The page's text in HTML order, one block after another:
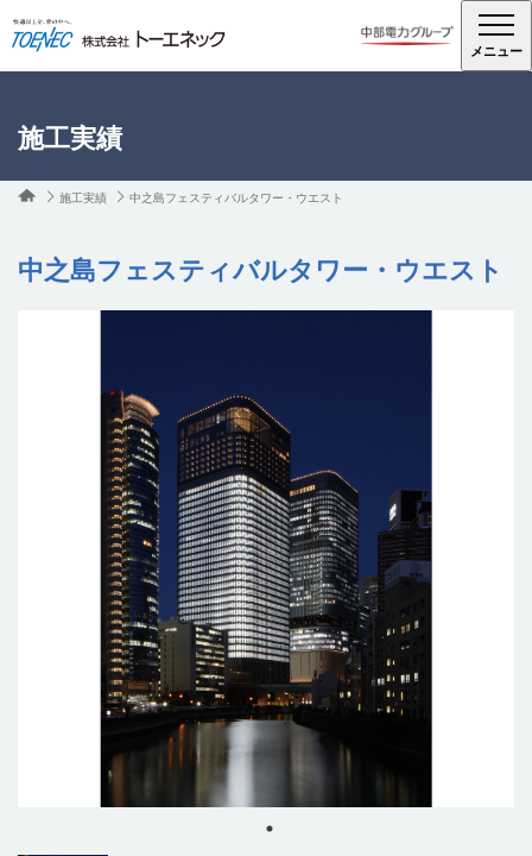
メニュー
施工実績
施工実績 中之島フェスティバルタワー・ウエスト
中之島フェスティバルタワー・ウエスト